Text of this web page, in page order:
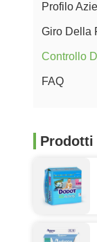
Profilo
Giro Della
Controllo
FAQ
Prodotti